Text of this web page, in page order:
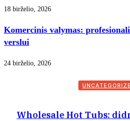
18 birželio, 2026
Komercinis valymas:
verslui
24 birželio, 2026
Wholesale Hot Tubs: